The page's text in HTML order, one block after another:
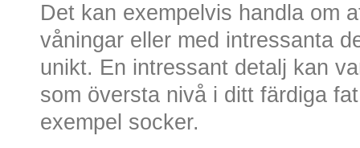
Det kan exempelvis handla om
våningar eller med intressanta
unikt. En intressant detalj kan
som översta nivå i ditt färdiga
exempel socker.